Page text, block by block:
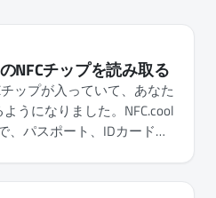
NFCチップを読み取る
ップが入っていて、あなた
うになりました。NFC.cool
、パスポート、IDカード、